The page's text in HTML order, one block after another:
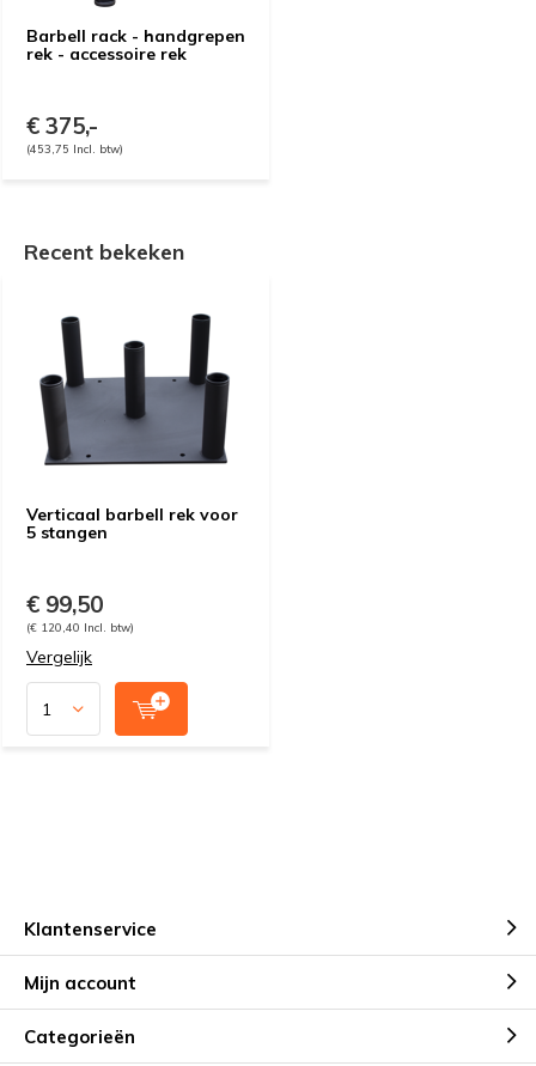
Barbell rack - handgrepen
rek - accessoire rek
€ 375,-
(453,75 Incl. btw)
Recent bekeken
Verticaal barbell rek voor
5 stangen
€ 99,50
(€ 120,40 Incl. btw)
Vergelijk
Klantenservice
Mijn account
Categorieën